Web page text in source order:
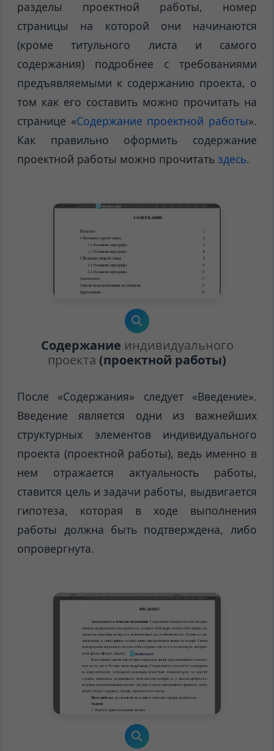
разделы проектной работы, номер
страницы на которой они начинаются
(кроме титульного листа и самого
содержания) подробнее с требованиями
предъявляемыми к содержанию проекта, о
том как его составить можно прочитать на
странице «Содержание проектной работы».
Как правильно оформить содержание
проектной работы можно прочитатьздесь.
Содержание индивидуального
проекта (проектной работы)
После «Содержания» следует «Введение».
Введение является одни из важнейших
структурных элементов индивидуального
проекта (проектной работы), ведь именно в
нем отражается актуальность работы,
ставится цель и задачи работы, выдвигается
гипотеза, которая в ходе выполнения
работы должна быть подтверждена, либо
опровергнута.